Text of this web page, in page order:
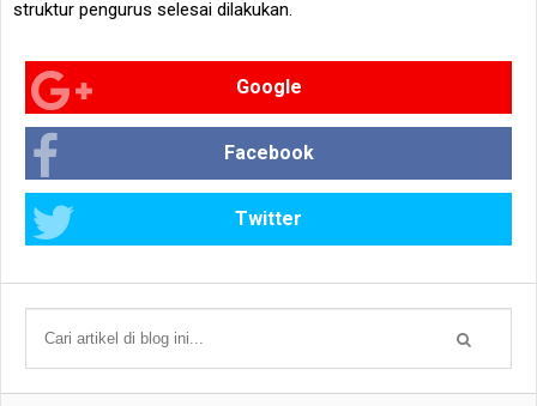
struktur pengurus selesai dilakukan.
Google
Facebook
Twitter